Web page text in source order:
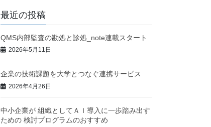
最近の投稿
QMS内部監査の勘処と診処_note連載スタート
2026年5月11日
企業の技術課題を大学とつなぐ連携サービス
2026年4月26日
中小企業が 組織としてＡＩ導入に一歩踏み出す
ための 検討プログラムのおすすめ